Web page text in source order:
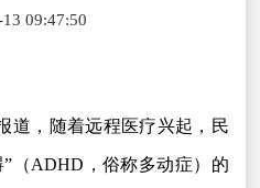
09:47:50
道，随着远程医疗兴起，民
（ADHD，俗称多动症）的